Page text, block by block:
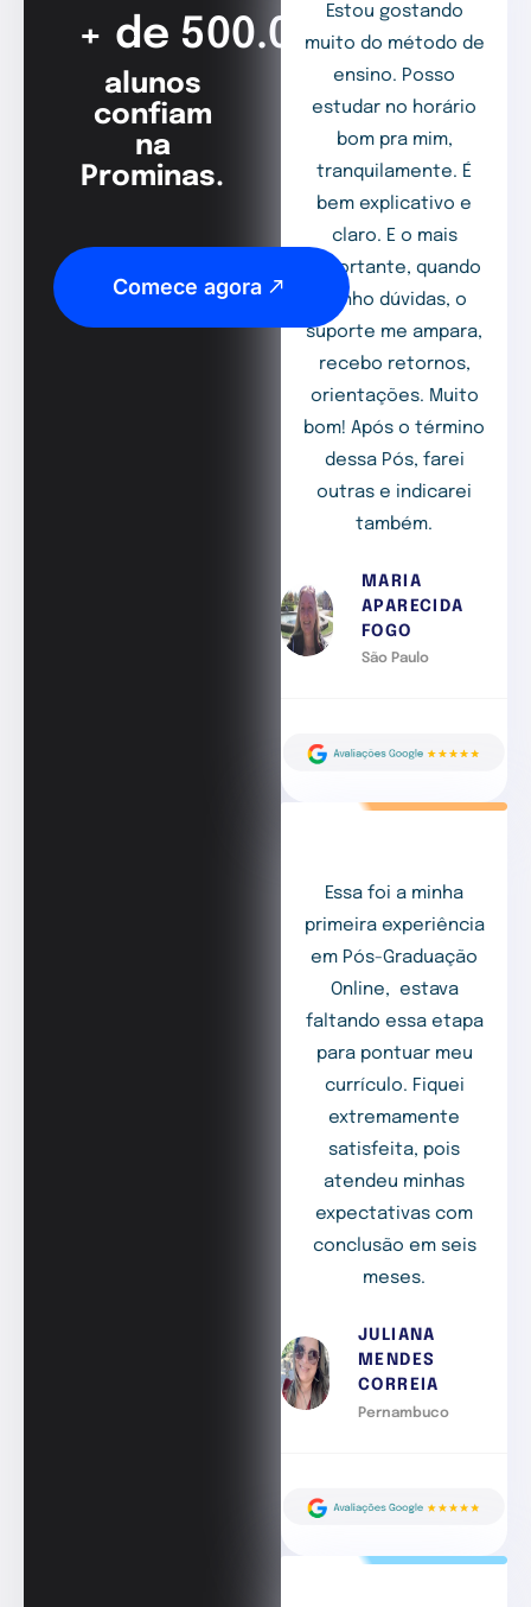
+ de 500.000
alunos
confiam
na
Prominas.
Comece agora
Estou gostando
muito do método de
ensino. Posso
estudar no horário
bom pra mim,
tranquilamente. É
bem explicativo e
claro. E o mais
importante, quando
tenho dúvidas, o
suporte me ampara,
recebo retornos,
orientações. Muito
bom! Após o término
dessa Pós, farei
outras e indicarei
também.
MARIA
APARECIDA
FOGO
São Paulo
Essa foi a minha
primeira experiência
em Pós-Graduação
Online, estava
faltando essa etapa
para pontuar meu
currículo. Fiquei
extremamente
satisfeita, pois
atendeu minhas
expectativas com
conclusão em seis
meses.
JULIANA
MENDES
CORREIA
Pernambuco